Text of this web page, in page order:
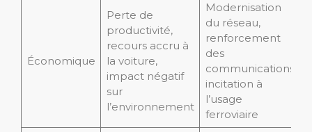
Économique
Perte de
productivité,
recours accru à
la voiture,
impact négatif
sur
l’environnement
Modernisation
du réseau,
renforcement
des
communications,
incitation à
l’usage
ferroviaire